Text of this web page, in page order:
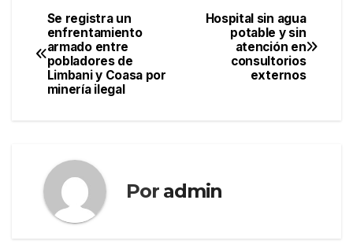
Navegación
de
entradas
Hospital sin agua
potable y sin
atención en
consultorios
externos
Se registra un
enfrentamiento
armado entre
pobladores de
Limbani y Coasa por
minería ilegal
Por admin